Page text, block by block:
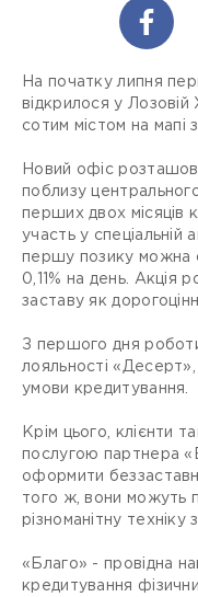
На початку липня
відкрилося у Лозовій
сотим містом на мапі
Новий офіс
поблизу
перших двох місяців
участь у спеціальній
першу позику можна
0,11% на день. Акція
заставу як
З першого дня роботи
лояльності
умови кредитування.
Крім цього, клієнти
послугою партнера
оформити
того ж, вони можуть
різноманітну
«Благо» - провідна
кредитування